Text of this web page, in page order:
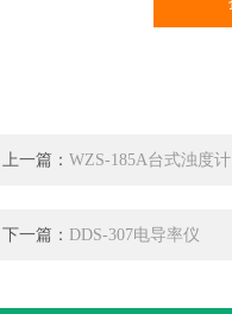
上一篇： WZS-185A台式浊度计
下一篇： DDS-307电导率仪